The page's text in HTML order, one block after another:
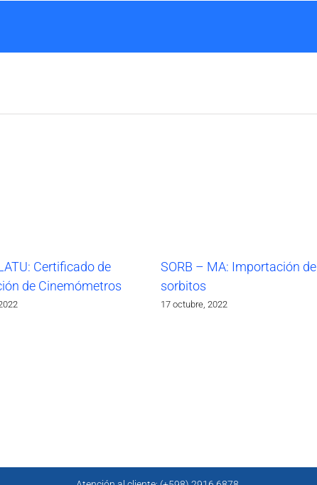
Certificado de
de Cinemómetros
SORB – MA: Importación de
sorbitos
17 octubre, 2022